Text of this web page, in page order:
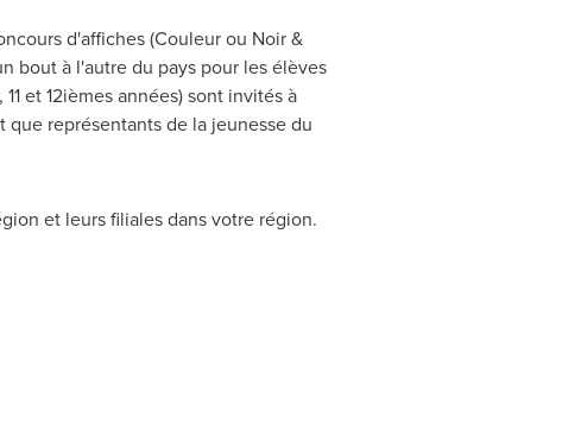
d'affiches (Couleur ou Noir &
bout à l'autre du pays pour les élèves
et 12ièmes années) sont invités à
représentants de la jeunesse du
et leurs filiales dans votre région.